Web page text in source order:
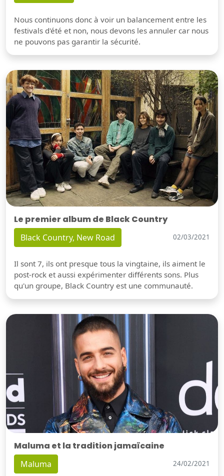
Nous continuons donc à voir un balancement entre les
festivals d'été et non, nous devons les annuler car nous
ne pouvons pas garantir la sécurité.
Le premier album de Black Country
Black Country, New Road 02/03/2021
Il sont 7, ils ont presque tous la vingtaine, ils aiment le
post-rock et aussi expérimenter différents sons. Plus
qu'un groupe, Black Country est une communauté.
Maluma et la tradition jamaïcaine
Maluma 24/02/2021